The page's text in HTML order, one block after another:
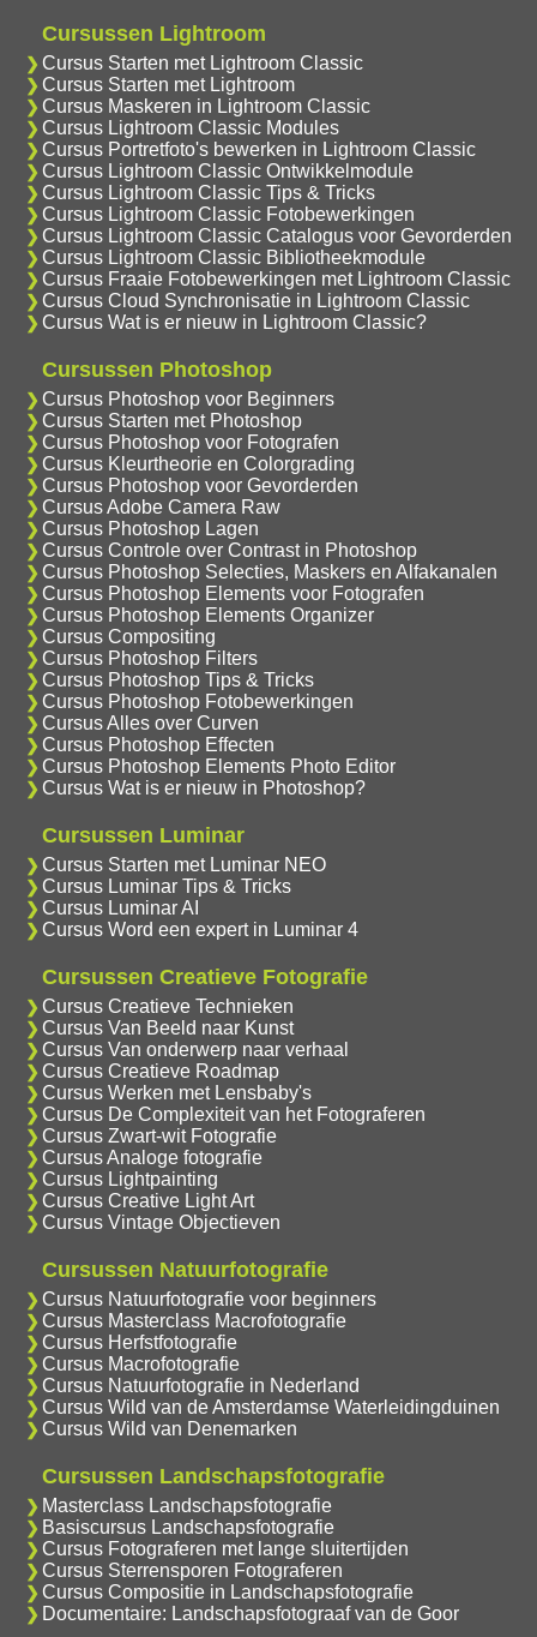
Cursussen Lightroom
Cursus Starten met Lightroom Classic
Cursus Starten met Lightroom
Cursus Maskeren in Lightroom Classic
Cursus Lightroom Classic Modules
Cursus Portretfoto's bewerken in Lightroom Classic
Cursus Lightroom Classic Ontwikkelmodule
Cursus Lightroom Classic Tips & Tricks
Cursus Lightroom Classic Fotobewerkingen
Cursus Lightroom Classic Catalogus voor Gevorderden
Cursus Lightroom Classic Bibliotheekmodule
Cursus Fraaie Fotobewerkingen met Lightroom Classic
Cursus Cloud Synchronisatie in Lightroom Classic
Cursus Wat is er nieuw in Lightroom Classic?
Cursussen Photoshop
Cursus Photoshop voor Beginners
Cursus Starten met Photoshop
Cursus Photoshop voor Fotografen
Cursus Kleurtheorie en Colorgrading
Cursus Photoshop voor Gevorderden
Cursus Adobe Camera Raw
Cursus Photoshop Lagen
Cursus Controle over Contrast in Photoshop
Cursus Photoshop Selecties, Maskers en Alfakanalen
Cursus Photoshop Elements voor Fotografen
Cursus Photoshop Elements Organizer
Cursus Compositing
Cursus Photoshop Filters
Cursus Photoshop Tips & Tricks
Cursus Photoshop Fotobewerkingen
Cursus Alles over Curven
Cursus Photoshop Effecten
Cursus Photoshop Elements Photo Editor
Cursus Wat is er nieuw in Photoshop?
Cursussen Luminar
Cursus Starten met Luminar NEO
Cursus Luminar Tips & Tricks
Cursus Luminar AI
Cursus Word een expert in Luminar 4
Cursussen Creatieve Fotografie
Cursus Creatieve Technieken
Cursus Van Beeld naar Kunst
Cursus Van onderwerp naar verhaal
Cursus Creatieve Roadmap
Cursus Werken met Lensbaby's
Cursus De Complexiteit van het Fotograferen
Cursus Zwart-wit Fotografie
Cursus Analoge fotografie
Cursus Lightpainting
Cursus Creative Light Art
Cursus Vintage Objectieven
Cursussen Natuurfotografie
Cursus Natuurfotografie voor beginners
Cursus Masterclass Macrofotografie
Cursus Herfstfotografie
Cursus Macrofotografie
Cursus Natuurfotografie in Nederland
Cursus Wild van de Amsterdamse Waterleidingduinen
Cursus Wild van Denemarken
Cursussen Landschapsfotografie
Masterclass Landschapsfotografie
Basiscursus Landschapsfotografie
Cursus Fotograferen met lange sluitertijden
Cursus Sterrensporen Fotograferen
Cursus Compositie in Landschapsfotografie
Documentaire: Landschapsfotograaf van de Goor